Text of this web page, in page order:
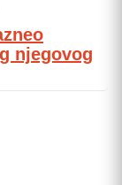
njegovog